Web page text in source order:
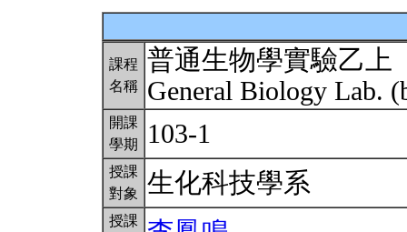
課程
名稱
普通生物學實驗乙上
General Biology Lab.
開課
學期
103-1
授課
對象
生化科技學系
授課